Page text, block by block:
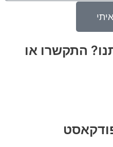
התקשרו או